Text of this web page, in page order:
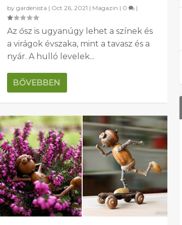
by gardenista | Oct 26, 2021 | Magazin | 0 |
Az ősz is ugyanúgy lehet a színek és
a virágok évszaka, mint a tavasz és a
nyár. A hulló levelek...
BŐVEBBEN